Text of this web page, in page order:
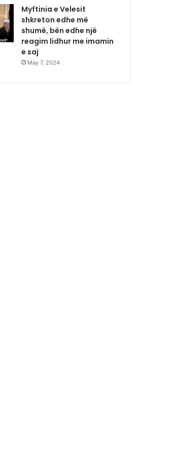
Myftinia e Velesit
shkreton edhe më
shumë, bën edhe një
reagim lidhur me imamin
e saj
May 7, 2024